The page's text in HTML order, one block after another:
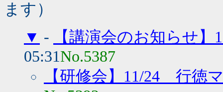
ます）
▼ -
【講演会のお知らせ】
05:31No.5387
【研修会】11/24 行徳